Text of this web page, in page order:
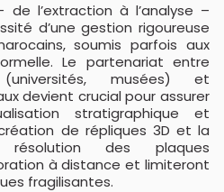
l’extraction à l’analyse –
d’une gestion rigoureuse
soumis parfois aux
Le partenariat entre
musées) et
devient crucial pour assurer
stratigraphique et
de répliques 3D et la
résolution des plaques
à distance et limiteront
fragilisantes.